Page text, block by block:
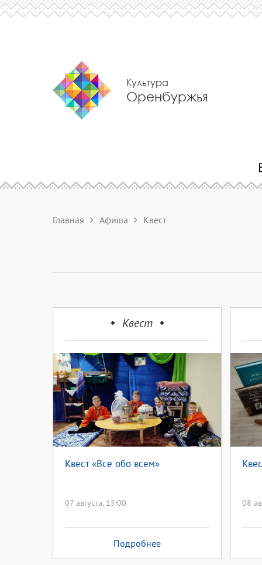
Культура
Оренбуржья
Главная Афиша Квест
Квест
Квест «Все обо всем»
07 августа, 15:00
Подробнее
08